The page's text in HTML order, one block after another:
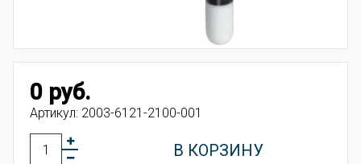
0 руб.
Артикул: 2003-6121-2100-001
В КОРЗИНУ